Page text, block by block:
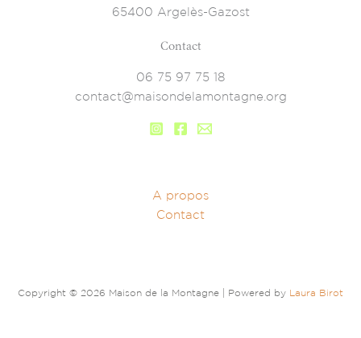
65400 Argelès-Gazost
Contact
06 75 97 75 18
contact@maisondelamontagne.org
A propos
Contact
Copyright © 2026 Maison de la Montagne | Powered by Laura Birot